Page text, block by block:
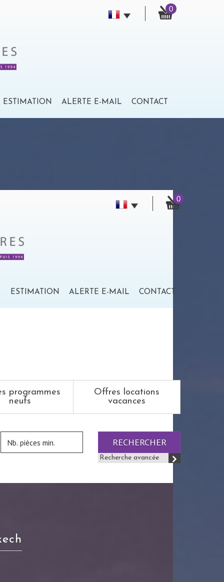
0
ESTIMATION ALERTE E-MAIL CONTACT
0
ESTIMATION ALERTE E-MAIL CONTACT
programmes
neufs
Offres locations
vacances
RECHERCHER
Recherche avancée